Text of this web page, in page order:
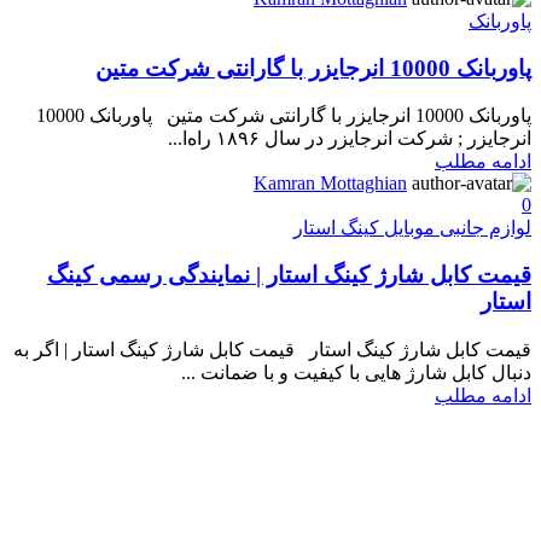
پاوربانک
پاوربانک 10000 انرجایزر با گارانتی شرکت متین
پاوربانک 10000 انرجایزر با گارانتی شرکت متین پاوربانک 10000
انرجایزر ; شرکت انرجایزر در سال ۱۸۹۶ راه‌ا...
ادامه مطلب
Kamran Mottaghian
0
لوازم جانبی موبایل کینگ استار
قیمت کابل شارژ کینگ استار | نمایندگی رسمی کینگ
استار
قیمت کابل شارژ کینگ استار قیمت کابل شارژ کینگ استار | اگر به
دنبال کابل شارژ هایی با کیفیت و با ضمانت ...
ادامه مطلب